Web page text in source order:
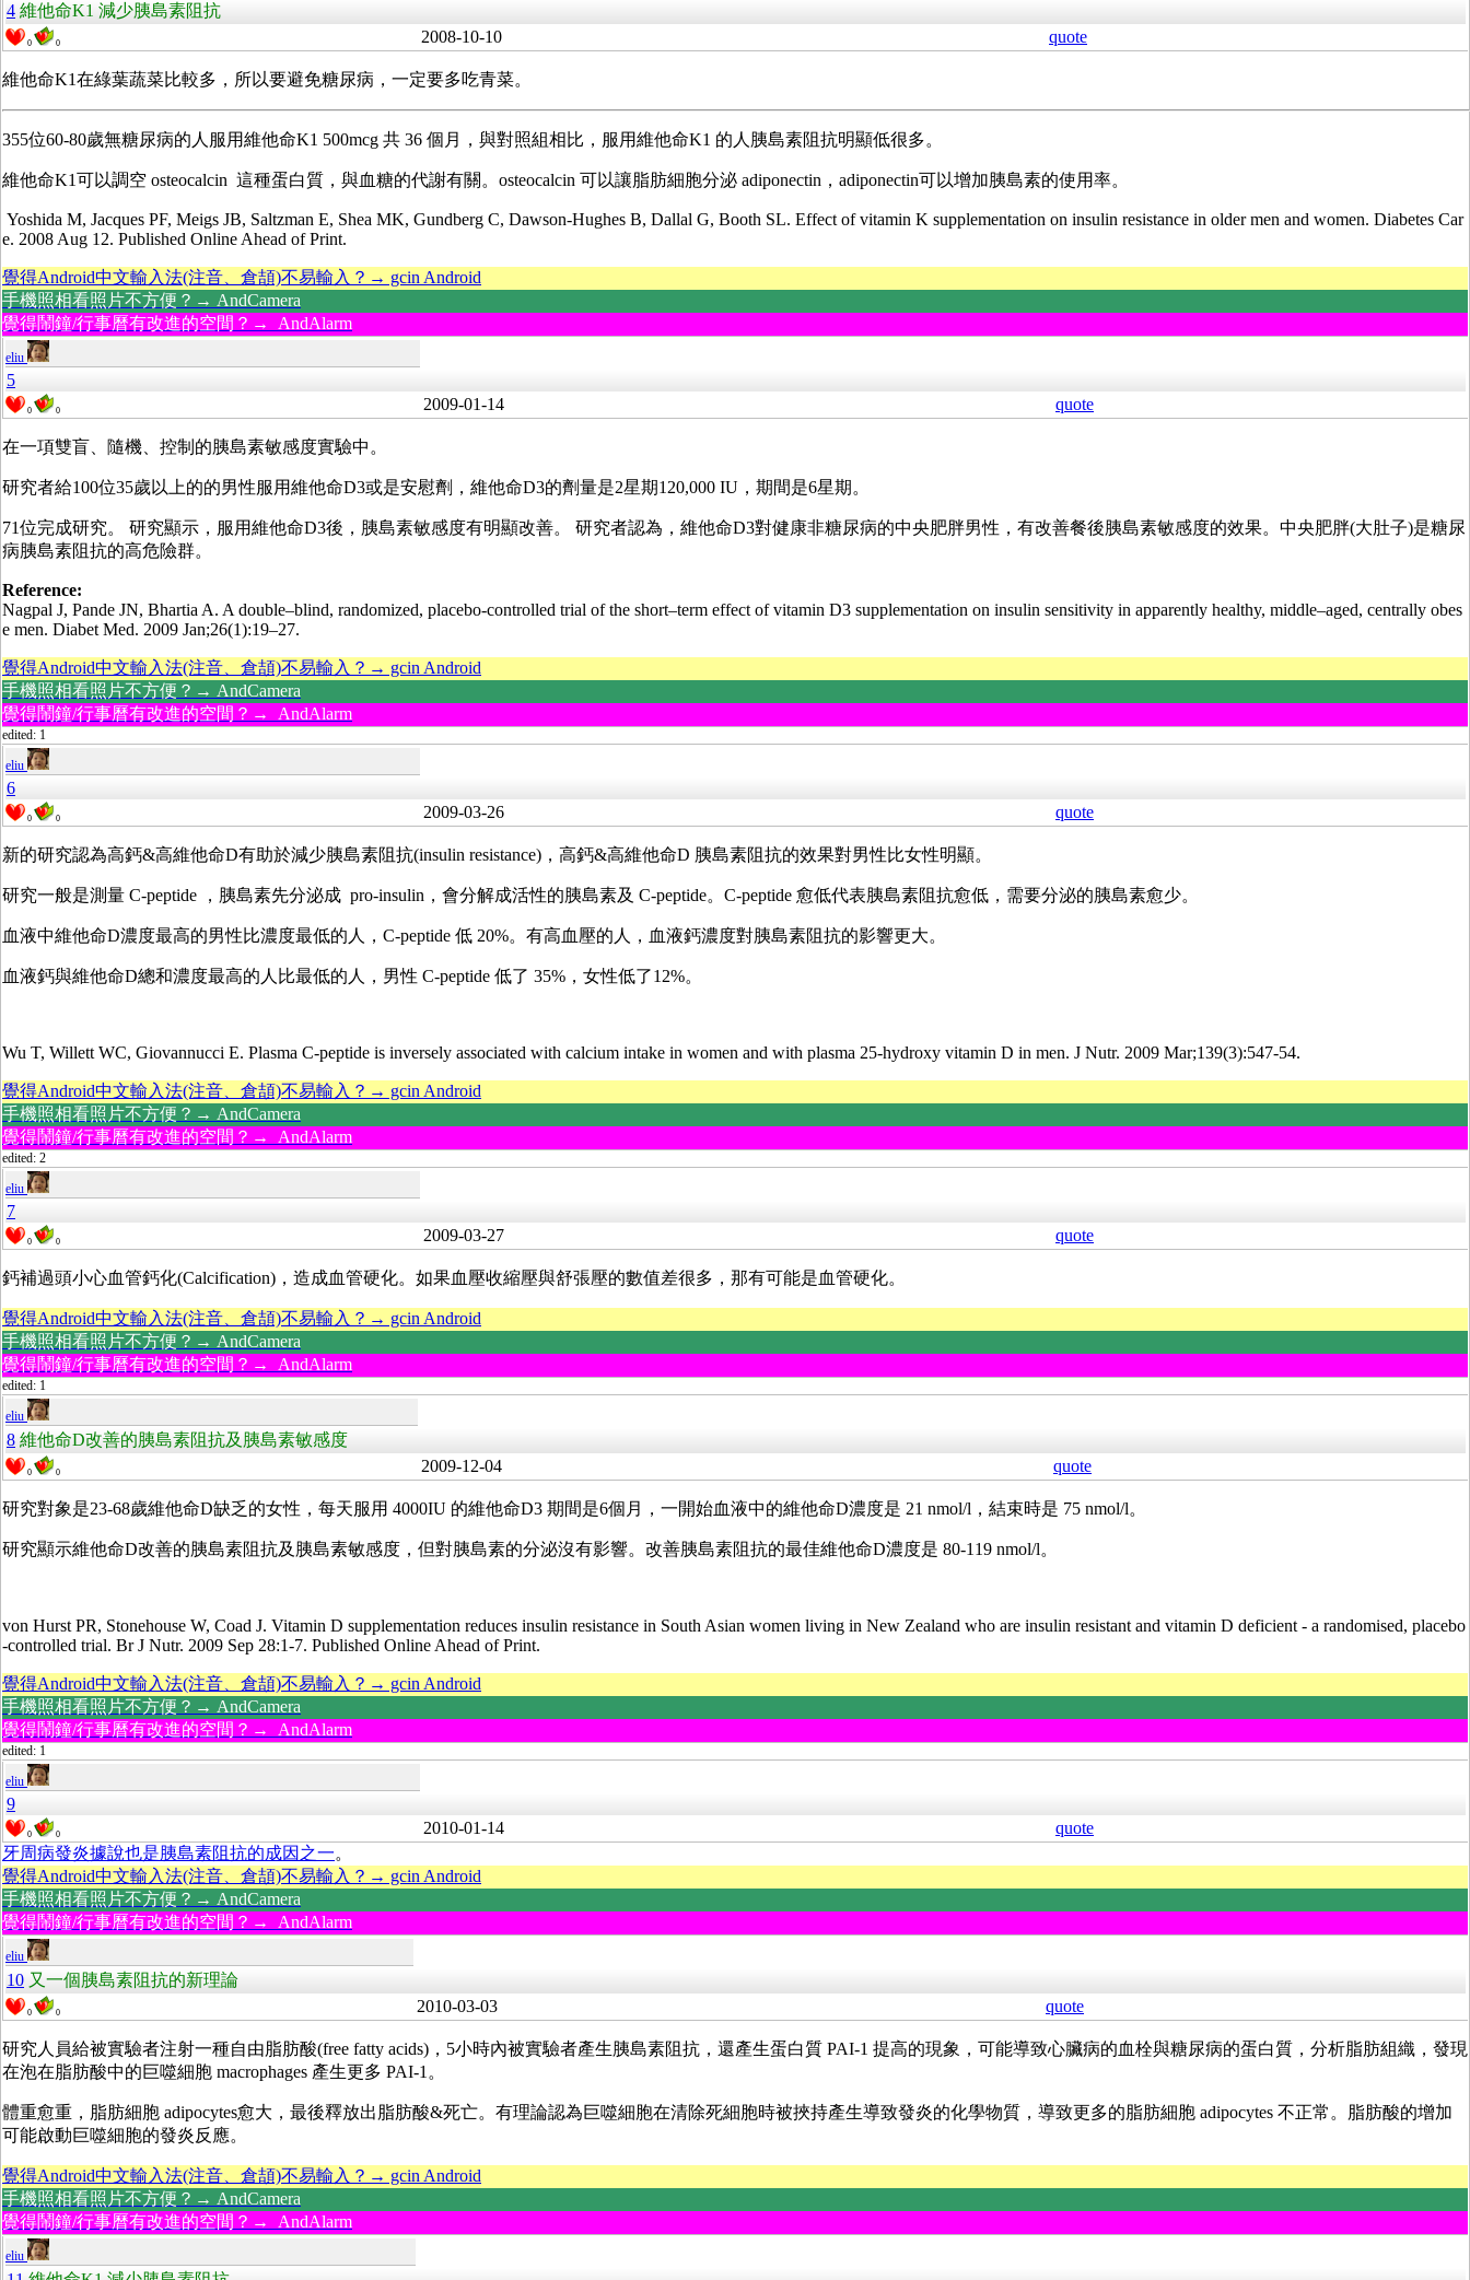
4 維他命K1 減少胰島素阻抗
0 0 2008-10-10 quote
維他命K1在綠葉蔬菜比較多，所以要避免糖尿病，一定要多吃青菜。
355位60-80歲無糖尿病的人服用維他命K1 500mcg 共 36 個月，與對照組相比，服用維他命K1 的人胰島素阻抗明顯低很多。
維他命K1可以調空 osteocalcin 這種蛋白質，與血糖的代謝有關。osteocalcin 可以讓脂肪細胞分泌 adiponectin，adiponectin可以增加胰島素的使用率。
Yoshida M, Jacques PF, Meigs JB, Saltzman E, Shea MK, Gundberg C, Dawson-Hughes B, Dallal G, Booth SL. Effect of vitamin K supplementation on insulin resistance in older men and women. Diabetes Car
e. 2008 Aug 12. Published Online Ahead of Print.
覺得Android中文輸入法(注音、倉頡)不易輸入？→ gcin Android
手機照相看照片不方便？→ AndCamera
覺得鬧鐘/行事曆有改進的空間？→ AndAlarm
eliu
5
0 0 2009-01-14 quote
在一項雙盲、隨機、控制的胰島素敏感度實驗中。
研究者給100位35歲以上的的男性服用維他命D3或是安慰劑，維他命D3的劑量是2星期120,000 IU，期間是6星期。
71位完成研究。 研究顯示，服用維他命D3後，胰島素敏感度有明顯改善。 研究者認為，維他命D3對健康非糖尿病的中央肥胖男性，有改善餐後胰島素敏感度的效果。中央肥胖(大肚子)是糖尿
病胰島素阻抗的高危險群。
Reference:
Nagpal J, Pande JN, Bhartia A. A double–blind, randomized, placebo-controlled trial of the short–term effect of vitamin D3 supplementation on insulin sensitivity in apparently healthy, middle–aged, centrally obes
e men. Diabet Med. 2009 Jan;26(1):19–27.
覺得Android中文輸入法(注音、倉頡)不易輸入？→ gcin Android
手機照相看照片不方便？→ AndCamera
覺得鬧鐘/行事曆有改進的空間？→ AndAlarm
edited: 1
eliu
6
0 0 2009-03-26 quote
新的研究認為高鈣&高維他命D有助於減少胰島素阻抗(insulin resistance)，高鈣&高維他命D 胰島素阻抗的效果對男性比女性明顯。
研究一般是測量 C-peptide ，胰島素先分泌成 pro-insulin，會分解成活性的胰島素及 C-peptide。C-peptide 愈低代表胰島素阻抗愈低，需要分泌的胰島素愈少。
血液中維他命D濃度最高的男性比濃度最低的人，C-peptide 低 20%。有高血壓的人，血液鈣濃度對胰島素阻抗的影響更大。
血液鈣與維他命D總和濃度最高的人比最低的人，男性 C-peptide 低了 35%，女性低了12%。
Wu T, Willett WC, Giovannucci E. Plasma C-peptide is inversely associated with calcium intake in women and with plasma 25-hydroxy vitamin D in men. J Nutr. 2009 Mar;139(3):547-54.
覺得Android中文輸入法(注音、倉頡)不易輸入？→ gcin Android
手機照相看照片不方便？→ AndCamera
覺得鬧鐘/行事曆有改進的空間？→ AndAlarm
edited: 2
eliu
7
0 0 2009-03-27 quote
鈣補過頭小心血管鈣化(Calcification)，造成血管硬化。如果血壓收縮壓與舒張壓的數值差很多，那有可能是血管硬化。
覺得Android中文輸入法(注音、倉頡)不易輸入？→ gcin Android
手機照相看照片不方便？→ AndCamera
覺得鬧鐘/行事曆有改進的空間？→ AndAlarm
edited: 1
eliu
8 維他命D改善的胰島素阻抗及胰島素敏感度
0 0 2009-12-04 quote
研究對象是23-68歲維他命D缺乏的女性，每天服用 4000IU 的維他命D3 期間是6個月，一開始血液中的維他命D濃度是 21 nmol/l，結束時是 75 nmol/l。
研究顯示維他命D改善的胰島素阻抗及胰島素敏感度，但對胰島素的分泌沒有影響。改善胰島素阻抗的最佳維他命D濃度是 80-119 nmol/l。
von Hurst PR, Stonehouse W, Coad J. Vitamin D supplementation reduces insulin resistance in South Asian women living in New Zealand who are insulin resistant and vitamin D deficient - a randomised, placebo
-controlled trial. Br J Nutr. 2009 Sep 28:1-7. Published Online Ahead of Print.
覺得Android中文輸入法(注音、倉頡)不易輸入？→ gcin Android
手機照相看照片不方便？→ AndCamera
覺得鬧鐘/行事曆有改進的空間？→ AndAlarm
edited: 1
eliu
9
0 0 2010-01-14
quote
牙周病發炎據說也是胰島素阻抗的成因之一。
覺得Android中文輸入法(注音、倉頡)不易輸入？→ gcin Android
手機照相看照片不方便？→ AndCamera
覺得鬧鐘/行事曆有改進的空間？→ AndAlarm
eliu
10 又一個胰島素阻抗的新理論
0 0 2010-03-03 quote
研究人員給被實驗者注射一種自由脂肪酸(free fatty acids)，5小時內被實驗者產生胰島素阻抗，還產生蛋白質 PAI-1 提高的現象，可能導致心臟病的血栓與糖尿病的蛋白質，分析脂肪組織，發現
在泡在脂肪酸中的巨噬細胞 macrophages 產生更多 PAI-1。
體重愈重，脂肪細胞 adipocytes愈大，最後釋放出脂肪酸&死亡。有理論認為巨噬細胞在清除死細胞時被挾持產生導致發炎的化學物質，導致更多的脂肪細胞 adipocytes 不正常。脂肪酸的增加
可能啟動巨噬細胞的發炎反應。
覺得Android中文輸入法(注音、倉頡)不易輸入？→ gcin Android
手機照相看照片不方便？→ AndCamera
覺得鬧鐘/行事曆有改進的空間？→ AndAlarm
eliu